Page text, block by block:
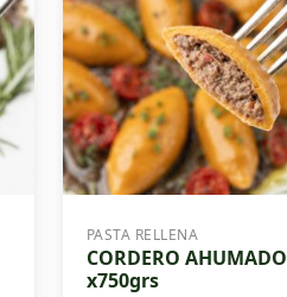
PASTA RELLENA
CORDERO AHUMADO
x750grs